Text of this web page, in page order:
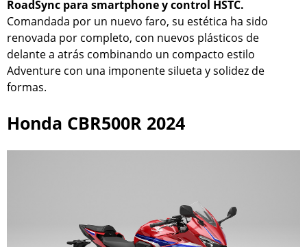
RoadSync para smartphone y control HSTC.
Comandada por un nuevo faro, su estética ha sido
renovada por completo, con nuevos plásticos de
delante a atrás combinando un compacto estilo
Adventure con una imponente silueta y solidez de
formas.
Honda CBR500R 2024